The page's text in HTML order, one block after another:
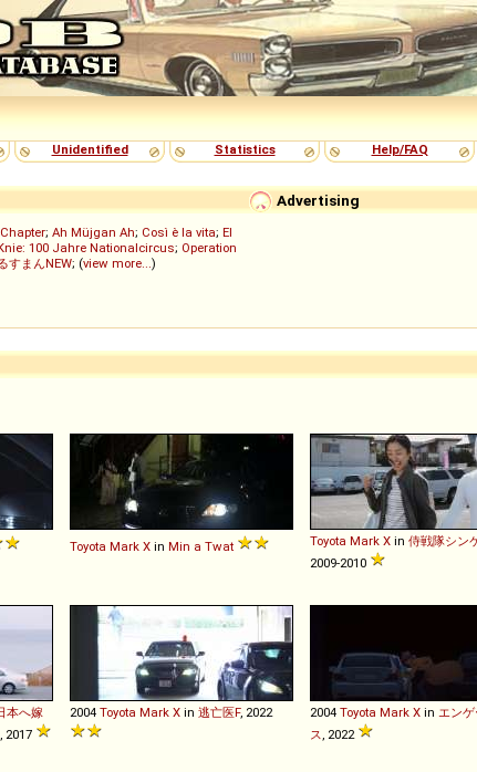
Unidentified Statistics Help/FAQ
Advertising
; Ah Müjgan Ah; Così è la vita; El
100 Jahre Nationalcircus; Operation
すまんNEW; (view more...)
Toyota Mark X in Min a Twat Toyota Mark X in 侍戦隊シン
2009-2010
本へ嫁
, 2017
2004 Toyota Mark X in 逃亡医F, 2022 2004 Toyota Mark X in エン
ス , 2022